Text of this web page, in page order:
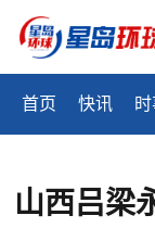
首页 快讯
山西吕梁